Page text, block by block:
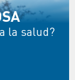
la salud?